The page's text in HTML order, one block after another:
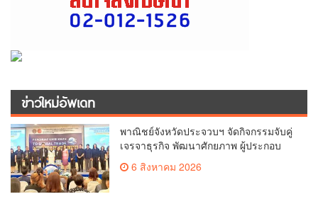
ข่าวใหม่อัพเดท
พาณิชย์จังหวัดประจวบฯ จัดกิจกรรมจับคู่
เจรจาธุรกิจ พัฒนาศักยภาพ ผู้ประกอบ
ระหว่างประเทศ
6 สิงหาคม 2026